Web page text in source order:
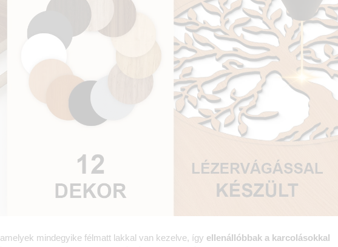
mindegyike félmatt lakkal van kezelve, így ellenállóbbak a karcolásokkal